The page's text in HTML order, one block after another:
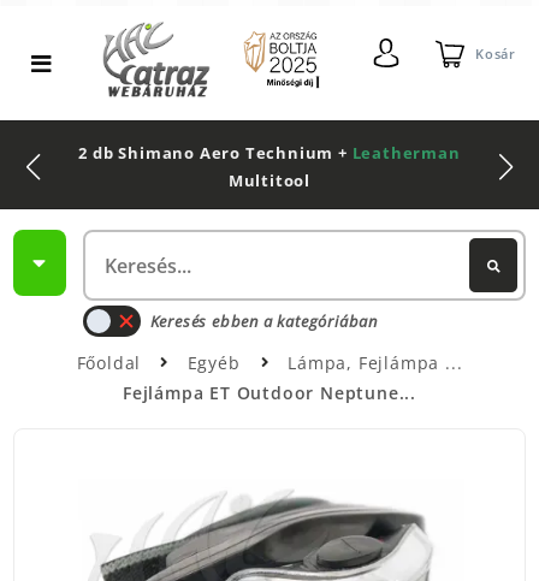
Kosár
2 db Shimano Aero Technium + Leatherman
Multitool
Keresés ebben a kategóriában
Főoldal Egyéb
Lámpa, Fejlámpa
Fejlámpa ET Outdoor Neptune...